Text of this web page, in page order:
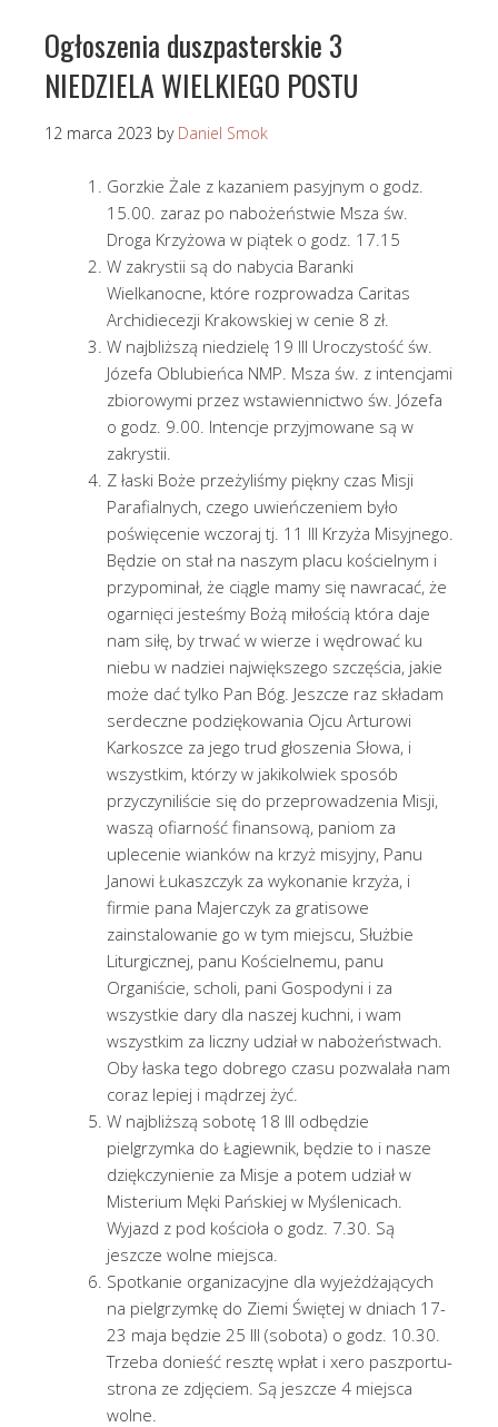
Ogłoszenia duszpasterskie 3
NIEDZIELA WIELKIEGO POSTU
12 marca 2023 by Daniel Smok
Gorzkie Żale z kazaniem pasyjnym o godz.
15.00. zaraz po nabożeństwie Msza św.
Droga Krzyżowa w piątek o godz. 17.15
W zakrystii są do nabycia Baranki
Wielkanocne, które rozprowadza Caritas
Archidiecezji Krakowskiej w cenie 8 zł.
W najbliższą niedzielę 19 III Uroczystość św.
Józefa Oblubieńca NMP. Msza św. z intencjami
zbiorowymi przez wstawiennictwo św. Józefa
o godz. 9.00. Intencje przyjmowane są w
zakrystii.
Z łaski Boże przeżyliśmy piękny czas Misji
Parafialnych, czego uwieńczeniem było
poświęcenie wczoraj tj. 11 III Krzyża Misyjnego.
Będzie on stał na naszym placu kościelnym i
przypominał, że ciągle mamy się nawracać, że
ogarnięci jesteśmy Bożą miłością która daje
nam siłę, by trwać w wierze i wędrować ku
niebu w nadziei największego szczęścia, jakie
może dać tylko Pan Bóg. Jeszcze raz składam
serdeczne podziękowania Ojcu Arturowi
Karkoszce za jego trud głoszenia Słowa, i
wszystkim, którzy w jakikolwiek sposób
przyczyniliście się do przeprowadzenia Misji,
waszą ofiarność finansową, paniom za
uplecenie wianków na krzyż misyjny, Panu
Janowi Łukaszczyk za wykonanie krzyża, i
firmie pana Majerczyk za gratisowe
zainstalowanie go w tym miejscu, Służbie
Liturgicznej, panu Kościelnemu, panu
Organiście, scholi, pani Gospodyni i za
wszystkie dary dla naszej kuchni, i wam
wszystkim za liczny udział w nabożeństwach.
Oby łaska tego dobrego czasu pozwalała nam
coraz lepiej i mądrzej żyć.
W najbliższą sobotę 18 III odbędzie
pielgrzymka do Łagiewnik, będzie to i nasze
dziękczynienie za Misje a potem udział w
Misterium Męki Pańskiej w Myślenicach.
Wyjazd z pod kościoła o godz. 7.30. Są
jeszcze wolne miejsca.
Spotkanie organizacyjne dla wyjeżdżających
na pielgrzymkę do Ziemi Świętej w dniach 17-
23 maja będzie 25 III (sobota) o godz. 10.30.
Trzeba donieść resztę wpłat i xero paszportu-
strona ze zdjęciem. Są jeszcze 4 miejsca
wolne.